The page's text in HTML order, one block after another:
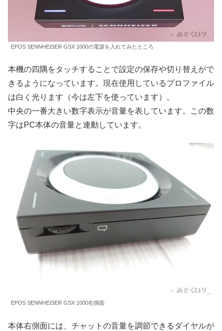
EPOS SENNHEISER GSX 1000の電源を入れてみたところ
本機の四隅をタッチすることで設定の保存や切り替えがで
きるようになっています。現在使用しているプロファイル
は白く光ります（今は左下を使っています）。
中央の一番大きい数字表示が音量を表しています。この数
字はPC本体の音量と連動しています。
EPOS SENNHEISER GSX 1000右側面
本体右側面には、チャットの音量を調節できるダイヤルが